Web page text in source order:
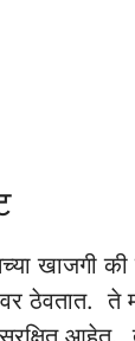
खाजगी की
ठेवतात.